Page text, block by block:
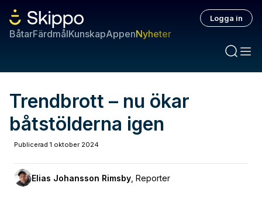
BåtarFärdmålKunskapAppenNyheter
Logga in
Trendbrott – nu ökar
båtstölderna igen
Publicerad 1 oktober 2024
Elias Johansson Rimsby Reporter